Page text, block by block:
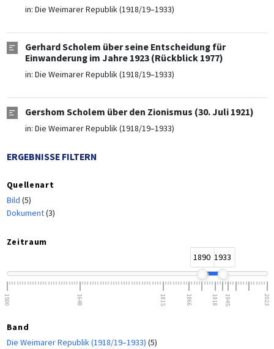
in: Die Weimarer Republik (1918/19–1933)
Gerhard Scholem über seine Entscheidung für
Einwanderung im Jahre 1923 (Rückblick 1977)
in: Die Weimarer Republik (1918/19–1933)
Gershom Scholem über den Zionismus (30. Juli 1921)
in: Die Weimarer Republik (1918/19–1933)
ERGEBNISSE FILTERN
Quellenart
Bild (5)
Dokument(3)
Zeitraum
1890 1933
1500 1648 1815 1866 1918 1945 2023
Band
Die Weimarer Republik (1918/19–1933) (5)